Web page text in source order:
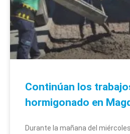
Continúan los
hormigonado en
Durante la mañana del